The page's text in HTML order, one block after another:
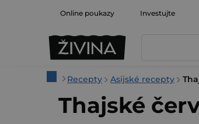
Online poukazy Investujte
DomůRecepty Asijské recepty
Thajské